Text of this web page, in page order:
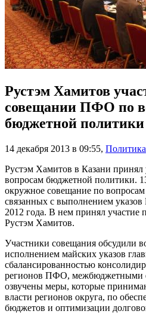
Рустэм Хамитов
совещании ПФО по
бюджетной политики
14 декабря 2013 в 09:55, Политика
Рустэм Хамитов в Казани принял
вопросам бюджетной политики.
окружное совещание по
связанных с выполнением
2012 года. В нем принял участие
Рустэм Хамитов.
Участники совещания обсудили
исполнением майских указов
сбалансированностью
регионов ПФО, межбюджетными
озвучены меры, которые
власти регионов округа, по
бюджетов и оптимизации